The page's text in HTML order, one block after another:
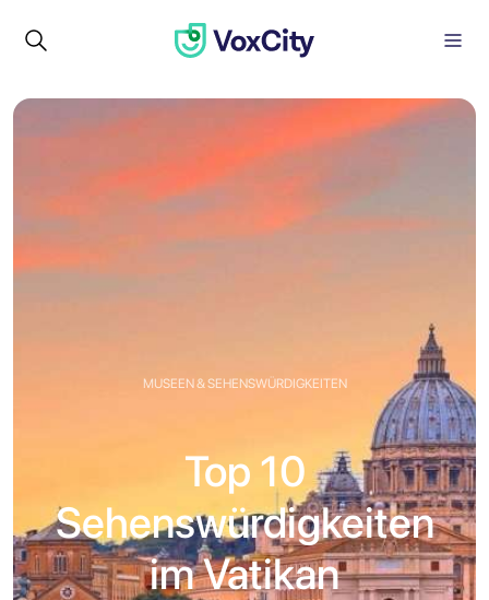
MUSEEN & SEHENSWÜRDIGKEITEN
Top 10
Sehenswürdigkeiten
im Vatikan